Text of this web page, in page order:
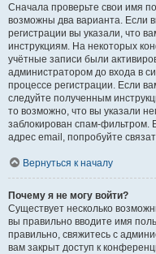
Сначала проверьте свои имя
возможны два варианта. Если
регистрации вы указали, что
инструкциям. На некоторых
учётные записи были
администратором до входа в
процессе регистрации. Если
следуйте полученным
то возможно, что вы указали
заблокирован спам-фильтром.
адрес email, попробуйте
Вернуться к началу
Почему я не могу войти?
Существует несколько
вы правильно вводите имя
правильно, свяжитесь с
вам закрыт доступ к